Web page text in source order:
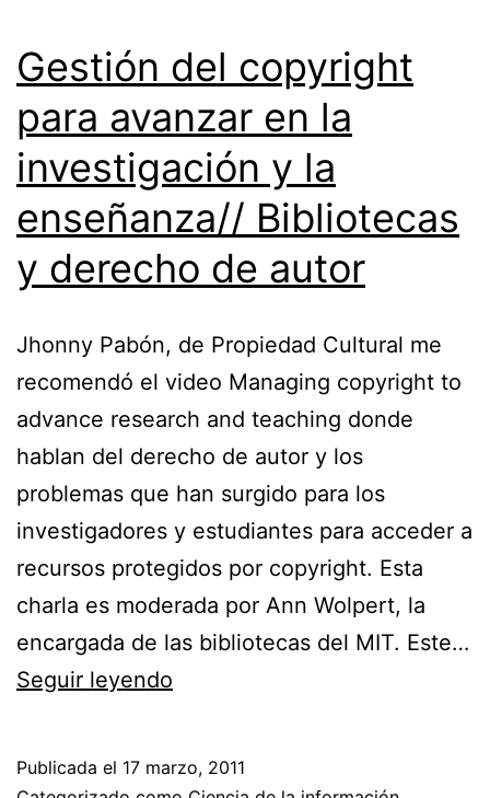
Gestión del copyright
para avanzar en la
investigación y la
enseñanza// Bibliotecas
y derecho de autor
Jhonny Pabón, de Propiedad Cultural me
recomendó el video Managing copyright to
advance research and teaching donde
hablan del derecho de autor y los
problemas que han surgido para los
investigadores y estudiantes para acceder a
recursos protegidos por copyright. Esta
charla es moderada por Ann Wolpert, la
encargada de las bibliotecas del MIT. Este…
Seguir leyendo
para
Publicada el 17 marzo, 2011